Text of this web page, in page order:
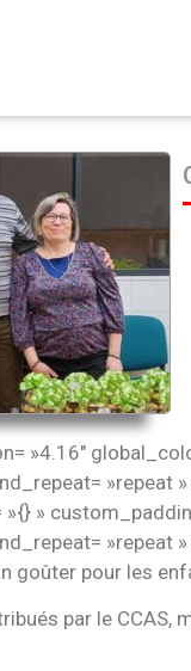
»4.16″
»repeat
»
»repeat
goûter pour les
par le CCAS,